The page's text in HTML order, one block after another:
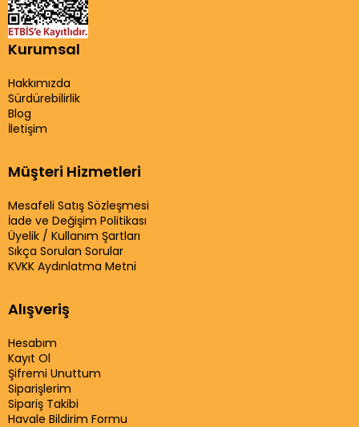
Kurumsal
Hakkımızda
Sürdürebilirlik
Blog
İletişim
Müşteri Hizmetleri
Mesafeli Satış Sözleşmesi
İade ve Değişim Politikası
Üyelik / Kullanım Şartları
Sıkça Sorulan Sorular
KVKK Aydınlatma Metni
Alışveriş
Hesabım
Kayıt Ol
Şifremi Unuttum
Siparişlerim
Sipariş Takibi
Havale Bildirim Formu